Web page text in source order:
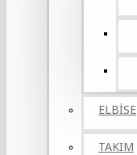
ELBİSE
TAKIM